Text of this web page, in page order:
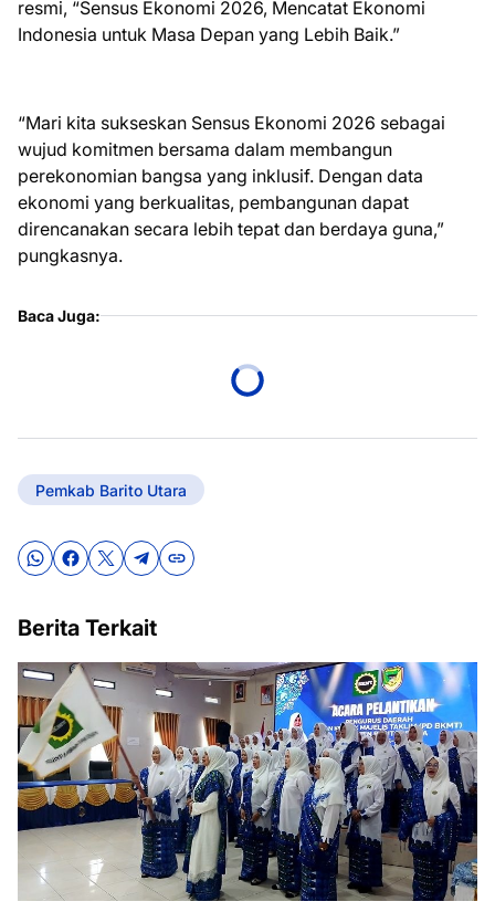
resmi, “Sensus Ekonomi 2026, Mencatat Ekonomi
Indonesia untuk Masa Depan yang Lebih Baik.”
“Mari kita sukseskan Sensus Ekonomi 2026 sebagai
wujud komitmen bersama dalam membangun
perekonomian bangsa yang inklusif. Dengan data
ekonomi yang berkualitas, pembangunan dapat
direncanakan secara lebih tepat dan berdaya guna,”
pungkasnya.
Baca Juga:
Pemkab Barito Utara
Berita Terkait